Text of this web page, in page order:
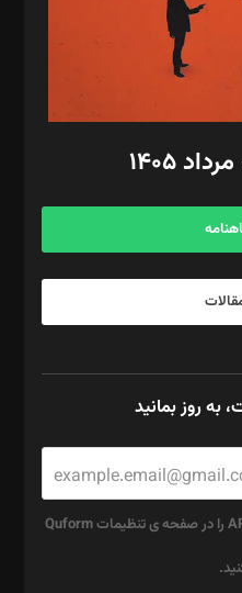
لطفی زاده
به روز بمانید
برای استفاده از ریکپچا بایستی کلید API را در صفحه ی تنظیمات Quform